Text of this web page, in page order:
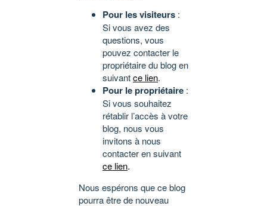
Pour les visiteurs :
Si vous avez des
questions, vous
pouvez contacter le
propriétaire du blog en
suivantce lien.
Pour le propriétaire :
Si vous souhaitez
rétablir l’accès à votre
blog, nous vous
invitons à nous
contacter en suivant
ce lien.
Nous espérons que ce blog
pourra être de nouveau